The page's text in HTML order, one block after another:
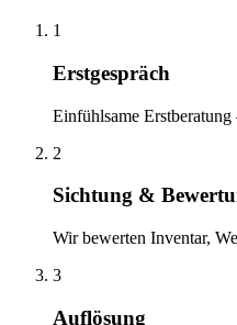
1
Erstgespräch
Einfühlsame
2
Sichtung &
Wir bewerten Inventar,
3
Auflösung